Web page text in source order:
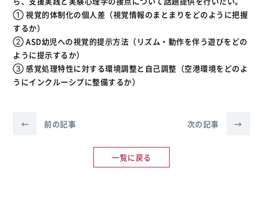
① 視覚的体制化の個人差（視覚情報のまとまりをどのように把握
するか）
② ASD幼児への視覚的提示方法（リズム・動作を伴う遊びをどの
ように提示するか）
③ 感覚処理特性に対する環境調整と自己調整（空港環境をどのよ
うにインクルーシプに整備するか）
← 前の記事
一覧に戻る
次の記事 →